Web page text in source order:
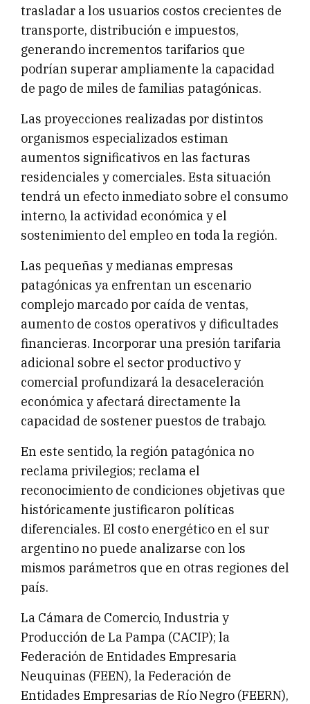
trasladar a los usuarios costos crecientes de
transporte, distribución e impuestos,
generando incrementos tarifarios que
podrían superar ampliamente la capacidad
de pago de miles de familias patagónicas.
Las proyecciones realizadas por distintos
organismos especializados estiman
aumentos significativos en las facturas
residenciales y comerciales. Esta situación
tendrá un efecto inmediato sobre el consumo
interno, la actividad económica y el
sostenimiento del empleo en toda la región.
Las pequeñas y medianas empresas
patagónicas ya enfrentan un escenario
complejo marcado por caída de ventas,
aumento de costos operativos y dificultades
financieras. Incorporar una presión tarifaria
adicional sobre el sector productivo y
comercial profundizará la desaceleración
económica y afectará directamente la
capacidad de sostener puestos de trabajo.
En este sentido, la región patagónica no
reclama privilegios; reclama el
reconocimiento de condiciones objetivas que
históricamente justificaron políticas
diferenciales. El costo energético en el sur
argentino no puede analizarse con los
mismos parámetros que en otras regiones del
país.
La Cámara de Comercio, Industria y
Producción de La Pampa (CACIP); la
Federación de Entidades Empresaria
Neuquinas (FEEN), la Federación de
Entidades Empresarias de Río Negro (FEERN),